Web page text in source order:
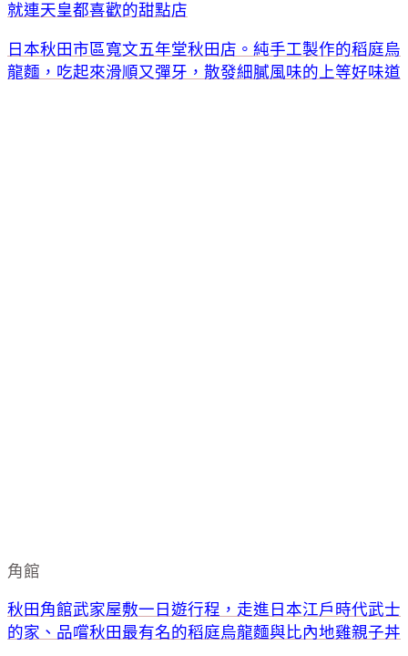
就連天皇都喜歡的甜點店
日本秋田市區寬文五年堂秋田店。純手工製作的稻庭烏
龍麵，吃起來滑順又彈牙，散發細膩風味的上等好味道
角館
秋田角館武家屋敷一日遊行程，走進日本江戶時代武士
的家、品嚐秋田最有名的稻庭烏龍麵與比內地雞親子丼